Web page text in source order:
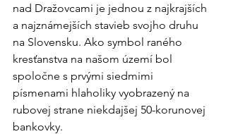
nad Dražovcami je jednou z najkrajších
a najznámejších stavieb svojho druhu
na Slovensku. Ako symbol raného
kresťanstva na našom území bol
spoločne s prvými siedmimi
písmenami hlaholiky vyobrazený na
rubovej strane niekdajšej 50-korunovej
bankovky.